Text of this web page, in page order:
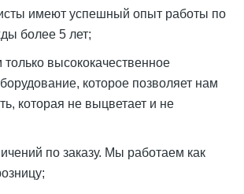
имеют успешный опыт работы по
более 5 лет;
высококачественное
которое позволяет нам
которая не выцветает и не
по заказу. Мы работаем как